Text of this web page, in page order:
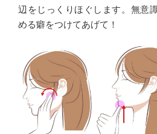
辺をじっくりほぐします。無意
める癖をつけてあげて！